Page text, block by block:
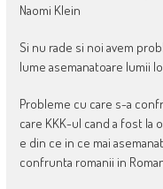
Naomi Klein
Si nu rade si noi avem
lume asemanatoare lumii
Probleme cu care s-a
care KKK-ul cand a fost la
e din ce in ce mai
confrunta romanii in